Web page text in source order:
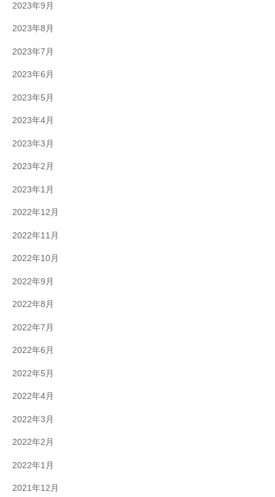
2023年9月
2023年8月
2023年7月
2023年6月
2023年5月
2023年4月
2023年3月
2023年2月
2023年1月
2022年12月
2022年11月
2022年10月
2022年9月
2022年8月
2022年7月
2022年6月
2022年5月
2022年4月
2022年3月
2022年2月
2022年1月
2021年12月